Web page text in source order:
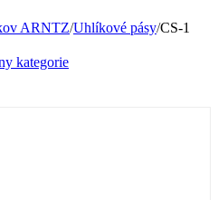
ARNTZ/Uhlíkové pásy/CS-1
kategorie